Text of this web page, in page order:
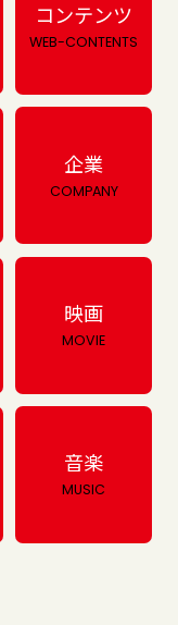
コンテンツ
WEB-CONTENTS
企業
COMPANY
映画
MOVIE
音楽
MUSIC